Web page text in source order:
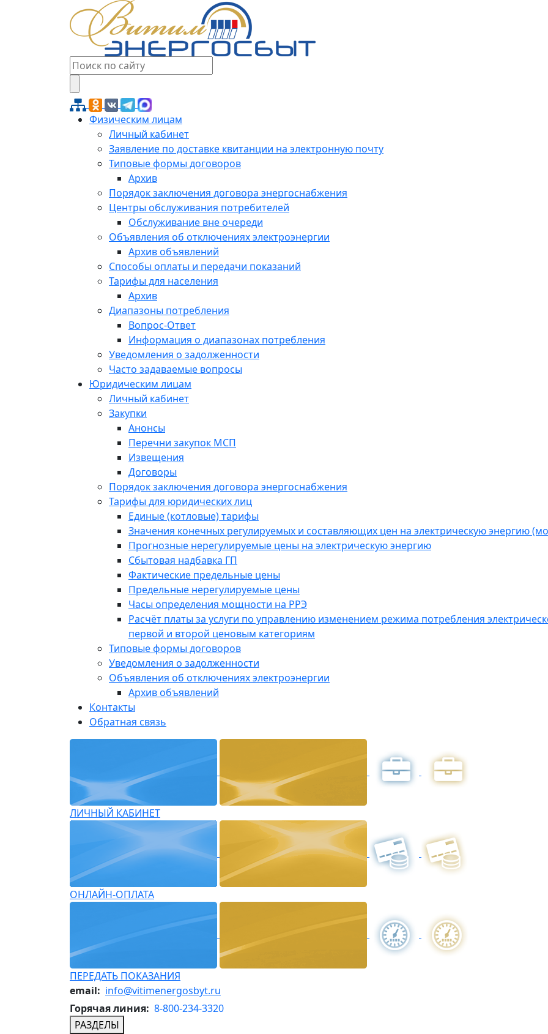
Физическим лицам
Личный кабинет
Заявление по доставке квитанции на электронную почту
Типовые формы договоров
Архив
Порядок заключения договора энергоснабжения
Центры обслуживания потребителей
Обслуживание вне очереди
Объявления об отключениях электроэнергии
Архив объявлений
Способы оплаты и передачи показаний
Тарифы для населения
Архив
Диапазоны потребления
Вопрос-Ответ
Информация о диапазонах потребления
Уведомления о задолженности
Часто задаваемые вопросы
Юридическим лицам
Личный кабинет
Закупки
Анонсы
Перечни закупок МСП
Извещения
Договоры
Порядок заключения договора энергоснабжения
Тарифы для юридических лиц
Единые (котловые) тарифы
Значения конечных регулируемых и составляющих цен на электрическую энергию
Прогнозные нерегулируемые цены на электрическую энергию
Сбытовая надбавка ГП
Фактические предельные цены
Предельные нерегулируемые цены
Часы определения мощности на РРЭ
Расчёт платы за услуги по управлению изменением режима потребления
первой и второй ценовым категориям
Типовые формы договоров
Уведомления о задолженности
Объявления об отключениях электроэнергии
Архив объявлений
Контакты
Обратная связь
ЛИЧНЫЙ КАБИНЕТ
ОНЛАЙН-ОПЛАТА
ПЕРЕДАТЬ ПОКАЗАНИЯ
email: info@vitimenergosbyt.ru
Горячая линия: 8-800-234-3320
РАЗДЕЛЫ